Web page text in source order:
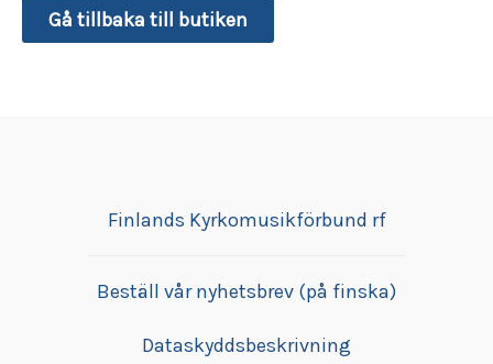
Gå tillbaka till butiken
Finlands Kyrkomusikförbund rf
Beställ vår nyhetsbrev (på finska)
Dataskyddsbeskrivning